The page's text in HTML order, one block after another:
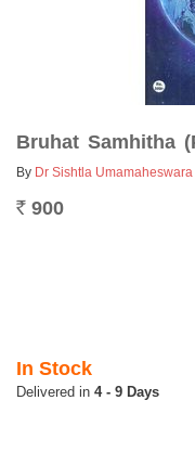
Bruhat Samhitha
By Dr Sishtla
Rs. 900
In Stock
4 - 9 Days